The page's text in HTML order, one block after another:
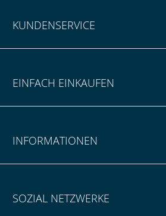
KUNDENSERVICE
EINFACH EINKAUFEN
INFORMATIONEN
SOZIAL NETZWERKE